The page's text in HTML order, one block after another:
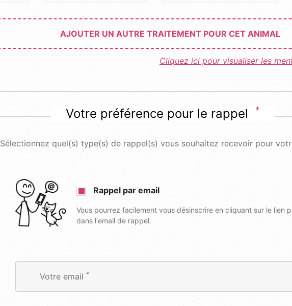
AJOUTER UN AUTRE TRAITEMENT POUR CET ANIMAL
Cliquez ici pour visualiser les
Votre préférence pour le rappel *
Sélectionnez quel(s) type(s) de rappel(s) vous souhaitez recevoir pour
Rappel par email
Vous pourrez facilement vous désinscrire en cliquant sur le lien
dans l'email de rappel.
Votre email *